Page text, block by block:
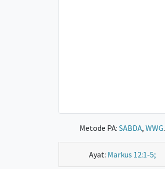
Metode PA: SABDA, WWG.
Ayat: Markus 12:1-5;